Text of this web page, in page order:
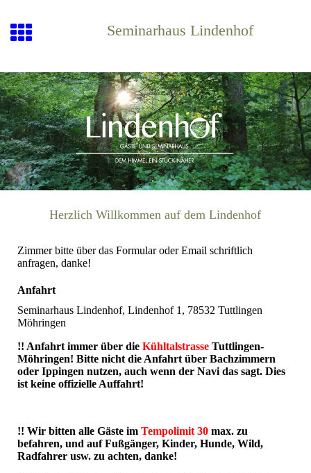
Seminarhaus Lindenhof
Herzlich Willkommen auf dem Lindenhof
Zimmer bitte über das Formular oder Email schriftlich
anfragen, danke!
Anfahrt
Seminarhaus Lindenhof, Lindenhof 1, 78532 Tuttlingen
Möhringen
!! Anfahrt immer über die Kühltalstrasse Tuttlingen-
Möhringen! Bitte nicht die Anfahrt über Bachzimmern
oder Ippingen nutzen, auch wenn der Navi das sagt. Dies
ist keine offizielle Auffahrt!
!! Wir bitten alle Gäste im Tempolimit 30 max. zu
befahren, und auf Fußgänger, Kinder, Hunde, Wild,
Radfahrer usw. zu achten, danke!